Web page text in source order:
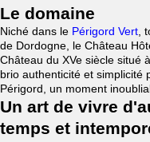
Le domaine
Niché dans le Périgord Vert ,
de Dordogne, le Château
Château du XVe siècle situé
brio authenticité et simplicité
Périgord, un moment
Un art de vivre
temps et